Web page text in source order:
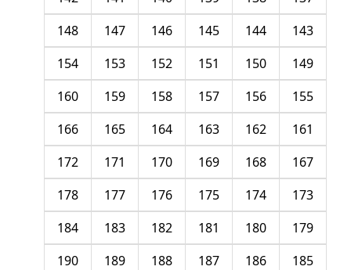
143
144
145
146
147
148
149
150
151
152
153
154
155
156
157
158
159
160
161
162
163
164
165
166
167
168
169
170
171
172
173
174
175
176
177
178
179
180
181
182
183
184
185
186
187
188
189
190